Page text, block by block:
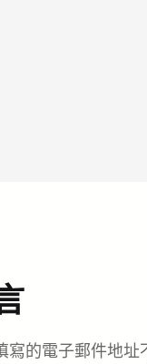
寫的電子郵件地址